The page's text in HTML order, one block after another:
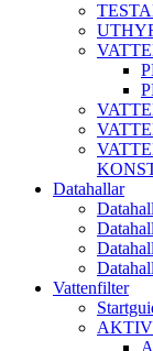
Datahallar
Vattenfilter